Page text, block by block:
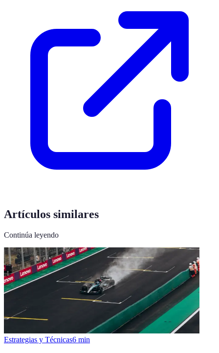
Artículos similares
Continúa leyendo
Estrategias y Técnicas6 min